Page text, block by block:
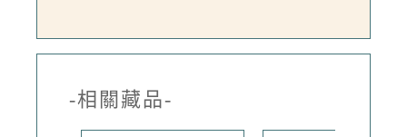
-相關藏品-